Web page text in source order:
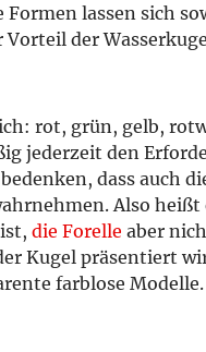
Formen lassen sich
der
rot, grün, gelb,
jederzeit den
dass auch
Also
die Forelle aber
Kugel präsentiert
farblose Modelle.